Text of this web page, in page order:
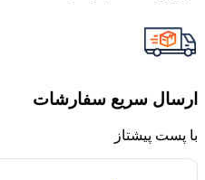
ارسال سریع سفارشات
با پست پیشتاز